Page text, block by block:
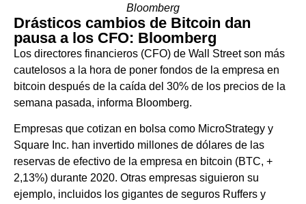
Bloomberg
Drásticos cambios de Bitcoin dan
pausa a los CFO: Bloomberg
Los directores financieros (CFO) de Wall Street son más
cautelosos a la hora de poner fondos de la empresa en
bitcoin después de la caída del 30% de los precios de la
semana pasada, informa Bloomberg.
Empresas que cotizan en bolsa como MicroStrategy y
Square Inc. han invertido millones de dólares de las
reservas de efectivo de la empresa en bitcoin (BTC, +
2,13%) durante 2020. Otras empresas siguieron su
ejemplo, incluidos los gigantes de seguros Ruffers y